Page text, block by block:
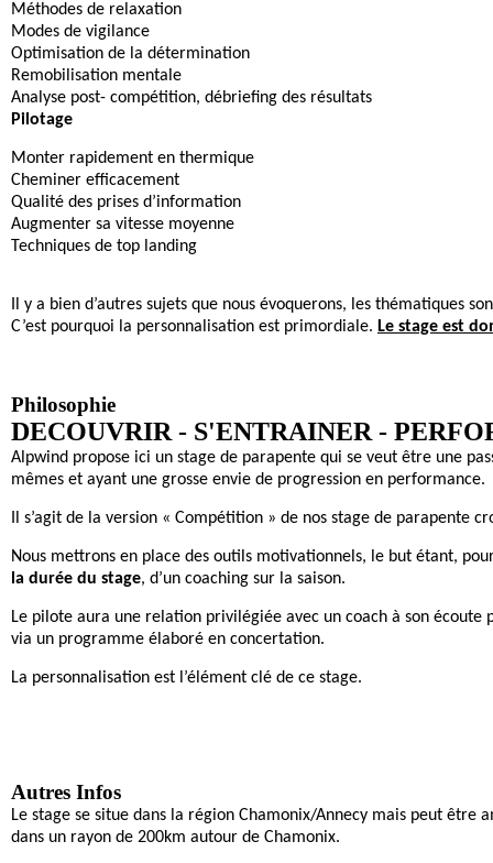
Méthodes de relaxation
Modes de vigilance
Optimisation de la détermination
Remobilisation mentale
Analyse post- compétition, débriefing des résultats
Pilotage
Monter rapidement en thermique
Cheminer efficacement
Qualité des prises d’information
Augmenter sa vitesse moyenne
Techniques de top landing
Il y a bien d’autres sujets que nous évoquerons, les thématiques
C’est pourquoi la personnalisation est primordiale. Le stage est
Philosophie
DECOUVRIR - S'ENTRAINER -
Alpwind propose ici un stage de parapente qui se veut être une
mêmes et ayant une grosse envie de progression en performance.
Il s’agit de la version « Compétition » de nos stage de parapente
Nous mettrons en place des outils motivationnels, le but étant,
la durée du stage, d’un coaching sur la saison.
Le pilote aura une relation privilégiée avec un coach à son écoute
via un programme élaboré en concertation.
La personnalisation est l’élément clé de ce stage.
Autres Infos
Le stage se situe dans la région Chamonix/Annecy mais peut être
dans un rayon de 200km autour de Chamonix.